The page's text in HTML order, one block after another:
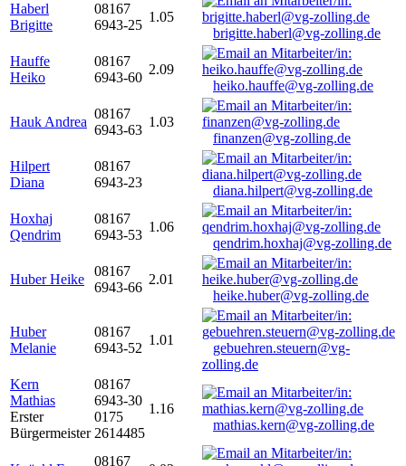
Haberl
Brigitte
08167
6943-25
1.05
brigitte.haberl@vg-zolling.de
Hauffe
Heiko
08167
6943-60
2.09
heiko.hauffe@vg-zolling.de
Hauk Andrea
08167
6943-63
1.03
finanzen@vg-zolling.de
Hilpert
Diana
08167
6943-23
diana.hilpert@vg-zolling.de
Hoxhaj
Qendrim
08167
6943-53
1.06
qendrim.hoxhaj@vg-zolling.de
Huber Heike
08167
6943-66
2.01
heike.huber@vg-zolling.de
Huber
Melanie
08167
6943-52
1.01
gebuehren.steuern@vg-
zolling.de
Kern
Mathias
Erster
Bürgermeister
08167
6943-30
0175
2614485
1.16
mathias.kern@vg-zolling.de
08167